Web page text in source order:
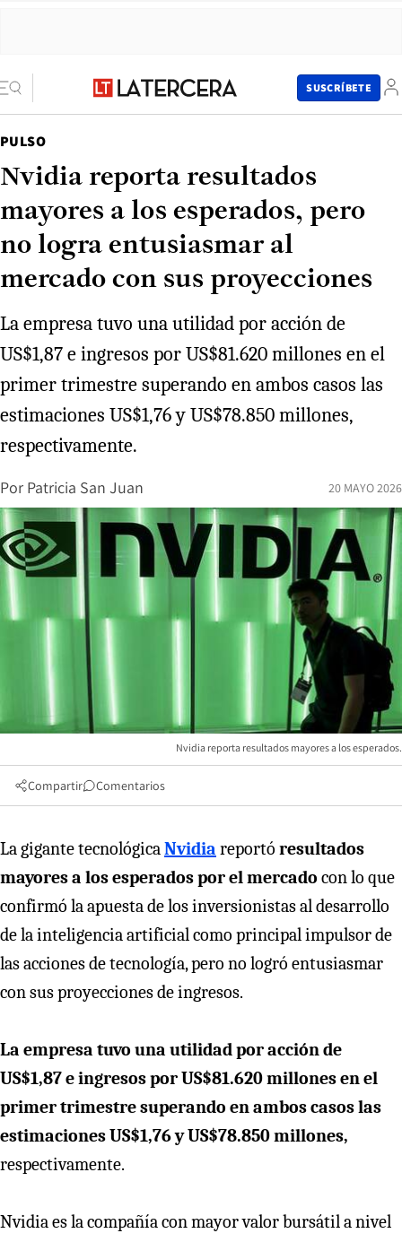
SUSCRÍBETE
PULSO
Nvidia reporta resultados
mayores a los esperados, pero
no logra entusiasmar al
mercado con sus proyecciones
La empresa tuvo una utilidad por acción de
US$1,87 e ingresos por US$81.620 millones en el
primer trimestre superando en ambos casos las
estimaciones US$1,76 y US$78.850 millones,
respectivamente.
Por Patricia San Juan 20 MAYO 2026
Nvidia reporta resultados mayores a los esperados.
Compartir Comentarios
La gigante tecnológicaNvidia reportó resultados
mayores a los esperados por el mercado con lo que
confirmó la apuesta de los inversionistas al desarrollo
de la inteligencia artificial como principal impulsor de
las acciones de tecnología, pero no logró entusiasmar
con sus proyecciones de ingresos.
La empresa tuvo una utilidad por acción de
US$1,87 e ingresos por US$81.620 millones en el
primer trimestre superando en ambos casos las
estimaciones US$1,76 y US$78.850 millones,
respectivamente.
Nvidia es la compañía con mayor valor bursátil a nivel